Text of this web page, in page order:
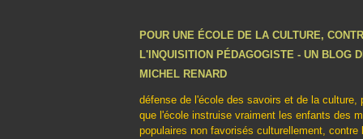
POUR UNE ÉCOLE DE LA CULTURE,
L'INQUISITION PÉDAGOGISTE - UN BLOG
MICHEL RENARD
défense de l'école des savoirs et de la culture,
que l'école instruise vraiment les enfants des
populaires non favorisés culturellement, contre